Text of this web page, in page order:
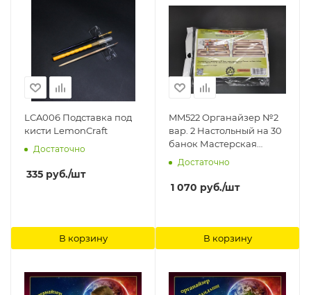
LCA006 Подставка под
кисти LemonCraft
Достаточно
335 руб./шт
В корзину
MM522 Органайзер №2
вар. 2 Настольный на 30
банок Мастерская
Мажор Моделс
Достаточно
1 070 руб./шт
В корзину